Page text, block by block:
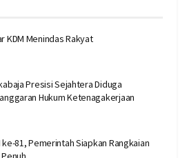
KDM Menindas Rakyat
Presisi Sejahtera Diduga
Hukum Ketenagakerjaan
ke-81, Pemerintah Siapkan Rangkaian